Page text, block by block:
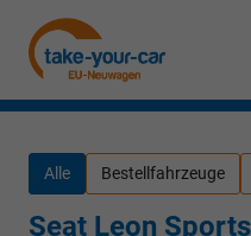
Alle Bestellfahrzeuge
Seat Leon